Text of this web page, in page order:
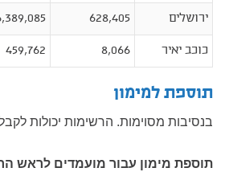
ירושלים 628,405
כוכב יאיר
8,066
459,762
תוספת למימון
בנסיבות מסוימות. הרשימות יכולות
תוספת מימון עבור מועמדים לראש